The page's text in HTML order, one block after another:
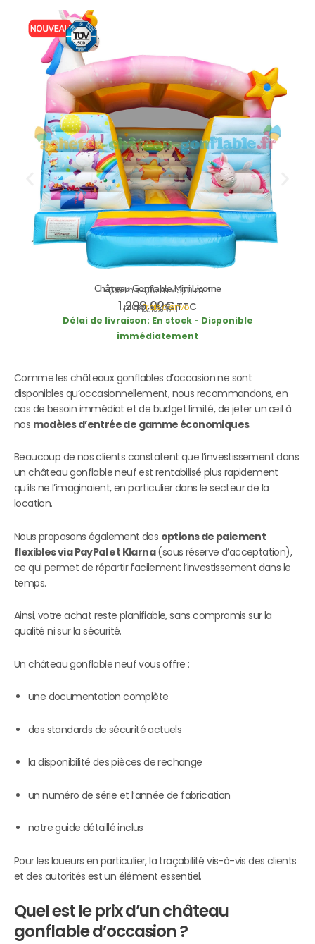
Château Gonflable Mini Licorne
4,00 m x 4,00 m x 3,70 m *
1.299,00€TTC
incl. 19% VAT
plusFrais d’envoi
Délai de livraison: En stock - Disponible
immédiatement
Comme les châteaux gonflables d’occasion ne sont
disponibles qu’occasionnellement, nous recommandons, en
cas de besoin immédiat et de budget limité, de jeter un œil à
nos modèles d’entrée de gamme économiques.
Beaucoup de nos clients constatent que l’investissement dans
un château gonflable neuf est rentabilisé plus rapidement
qu’ils ne l’imaginaient, en particulier dans le secteur de la
location.
Nous proposons également des options de paiement
flexibles via PayPal et Klarna(sous réserve d’acceptation),
ce qui permet de répartir facilement l’investissement dans le
temps.
Ainsi, votre achat reste planifiable, sans compromis sur la
qualité ni sur la sécurité.
Un château gonflable neuf vous offre :
une documentation complète
des standards de sécurité actuels
la disponibilité des pièces de rechange
un numéro de série et l’année de fabrication
notre guide détaillé inclus
Pour les loueurs en particulier, la traçabilité vis-à-vis des clients
et des autorités est un élément essentiel.
Quel est le prix d’un château
gonflable d’occasion ?